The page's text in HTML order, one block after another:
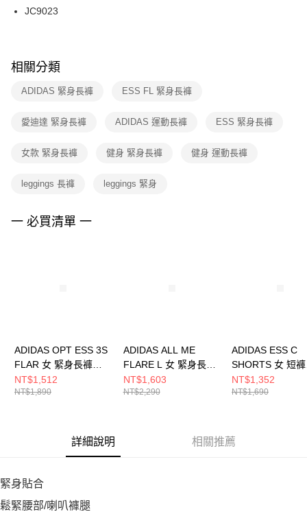
ATM／網路銀行／等多元方式進行付款，方視為交易完成。
※ 交易是否成功請以「AFTEE先享後付 」之結帳頁面顯示為準，若有關於
是否繳費成功／繳費後需取消欲退款等相關疑問，請聯繫「AFTEE先享後付
客戶支援中心」 https://netprotections.freshdesk.com/support/home
１．透過由恩沛科技股份有限公司提供之「AFTEE先享後付」服務完成之交
權轉讓予恩沛科技股份有限公司。
３．未成年的使用者請事先徵得法定代理人或監護人之同意方可使用
４．使用「AFTEE先享後付」時，將依據個別帳號之用戶狀況，依本公司即
每筆NT$100，滿NT$1,500(含以上)免運費
JC9023
相關分類
ADIDAS 緊身長褲 ESS FL 緊身長褲
愛迪達 緊身長褲 ADIDAS 運動長褲 ESS 緊身長褲
女款 緊身長褲 健身 緊身長褲 健身 運動長褲
leggings 長褲 leggings 緊身
一 必買清單 一
ADIDAS OPT ESS 3S
FLAR 女 緊身長褲
JD6544
NT$1,512
NT$1,890
ADIDAS ALL ME
FLARE L 女 緊身長褲
JW7588
NT$1,603
NT$2,290
ADIDAS ESS C
SHORTS 女 短褲
JD1514
NT$1,352
NT$1,690
詳細說明 相關推薦
緊身貼合
鬆緊腰部/喇叭褲腿